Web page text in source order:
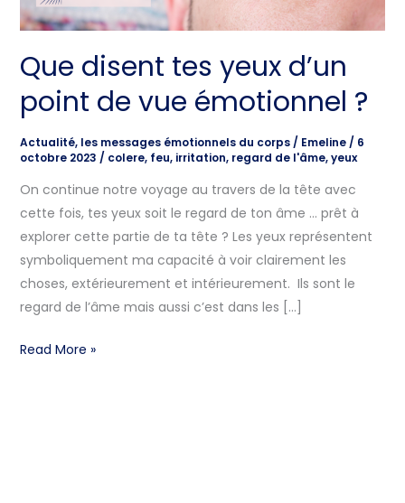
Que disent tes yeux d’un
point de vue émotionnel ?
Actualité, les messages émotionnels du corps/ Emeline / 6
octobre 2023 / colere, feu, irritation, regard de l'âme,yeux
On continue notre voyage au travers de la tête avec
cette fois, tes yeux soit le regard de ton âme … prêt à
explorer cette partie de ta tête ? Les yeux représentent
symboliquement ma capacité à voir clairement les
choses, extérieurement et intérieurement. Ils sont le
regard de l’âme mais aussi c’est dans les […]
de
émotionnel
?
Read More »